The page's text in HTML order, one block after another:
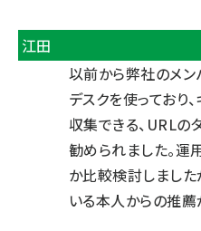
江田
以前から弊社のメ
デスクを使っており
収集できる、URLの
勧められました。運
か比較検討しました
いる本人からの推薦